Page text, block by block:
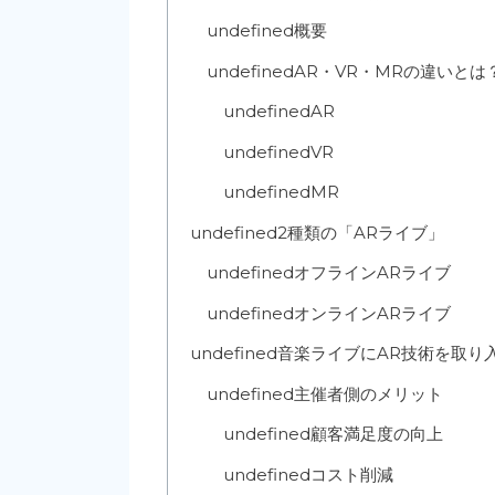
undefined概要
undefinedAR・VR・MRの違いとは
undefinedAR
undefinedVR
undefinedMR
undefined2種類の「ARライブ」
undefinedオフラインARライブ
undefinedオンラインARライブ
undefined音楽ライブにAR技術を取り
undefined主催者側のメリット
undefined顧客満足度の向上
undefinedコスト削減